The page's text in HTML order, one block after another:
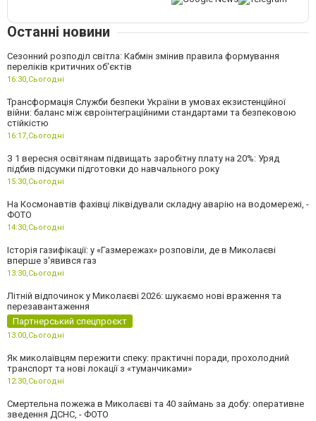
Останні новини
Сезонний розподіл світла: Кабмін змінив правила формування
переліків критичних об'єктів
16:30, Сьогодні
Трансформація Служби безпеки України в умовах екзистенційної
війни: баланс між євроінтеграційними стандартами та безпековою
стійкістю
16:17, Сьогодні
З 1 вересня освітянам підвищать заробітну плату на 20%: Уряд
підбив підсумки підготовки до навчального року
15:30, Сьогодні
На Космонавтів фахівці ліквідували складну аварію на водомережі, -
ФОТО
14:30, Сьогодні
Історія газифікації: у «Газмережах» розповіли, де в Миколаєві
вперше з'явився газ
13:30, Сьогодні
Літній відпочинок у Миколаєві 2026: шукаємо нові враження та
перезавантаження
Партнерський спецпроєкт
13:00, Сьогодні
Як миколаївцям пережити спеку: практичні поради, прохолодний
транспорт та нові локації з «туманчиками»
12:30, Сьогодні
Смертельна пожежа в Миколаєві та 40 займань за добу: оперативне
зведення ДСНС, - ФОТО